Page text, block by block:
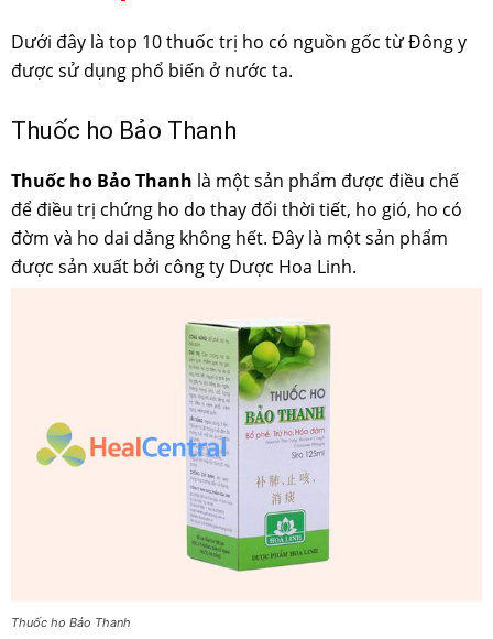
Dưới đây là top 10 thuốc trị ho có nguồn gốc từ Đông y
được sử dụng phổ biến ở nước ta.
Thuốc ho Bảo Thanh
Thuốc ho Bảo Thanh là một sản phẩm được điều chế
để điều trị chứng ho do thay đổi thời tiết, ho gió, ho có
đờm và ho dai dẳng không hết. Đây là một sản phẩm
được sản xuất bởi công ty Dược Hoa Linh.
Thuốc ho Bảo Thanh